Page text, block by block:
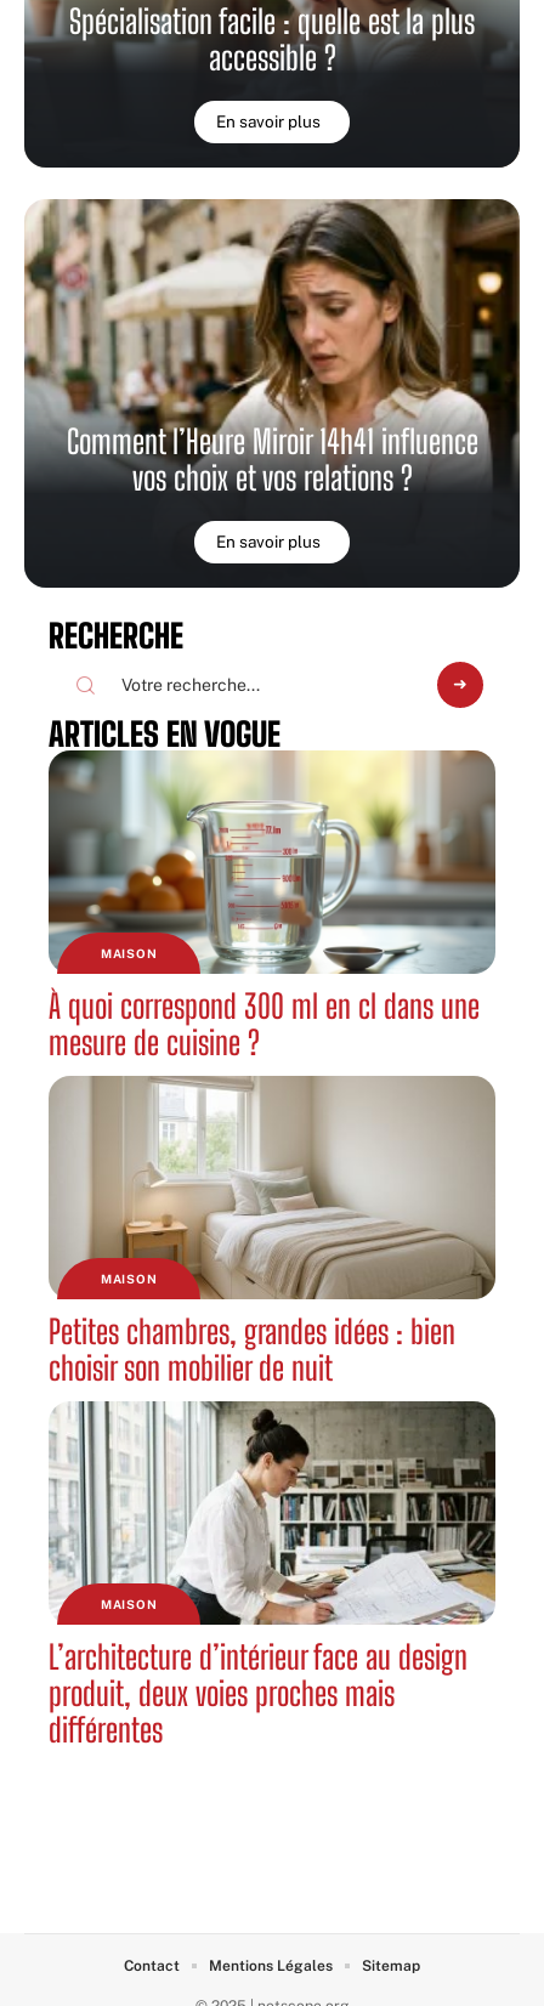
Spécialisation facile : quelle est la plus
accessible ?
En savoir plus
Comment l’Heure Miroir 14h41 influence
vos choix et vos relations ?
En savoir plus
RECHERCHE
ARTICLES EN VOGUE
MAISON
À quoi correspond 300 ml en cl dans une
mesure de cuisine ?
MAISON
Petites chambres, grandes idées : bien
choisir son mobilier de nuit
MAISON
L’architecture d’intérieur face au design
produit, deux voies proches mais
différentes
Contact Mentions Légales Sitemap